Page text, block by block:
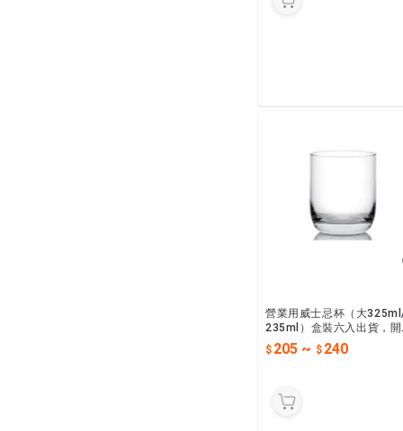
營業用威士忌杯（大
235ml）盒裝六入出貨，
辦活動最佳選擇！
205 ~ 240